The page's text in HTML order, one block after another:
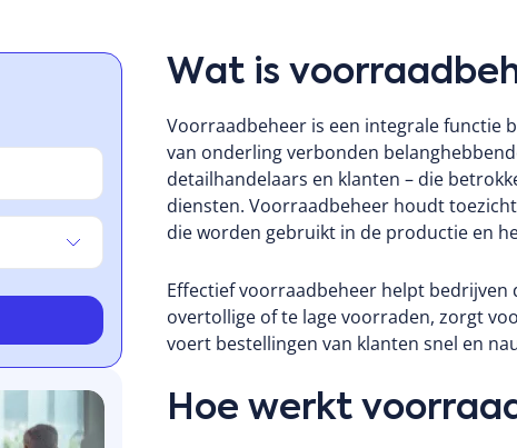
Wat is
Voorraadbeheer is een integrale functie
van onderling verbonden
detailhandelaars en klanten – die
diensten. Voorraadbeheer houdt
die worden gebruikt in de productie en
Effectief voorraadbeheer helpt bedrijven
overtollige of te lage voorraden, zorgt
voert bestellingen van klanten snel en
Hoe werkt